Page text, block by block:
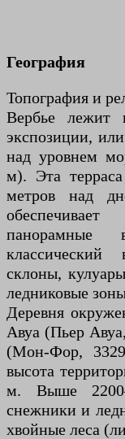
География
Топография и
Вербье лежит
экспозиции,
над уровнем
м). Эта
метров над
склоны,
ледниковые
Деревня
Авуа (Пьер
(Мон-Фор,
высота
м. Выше
снежники и
хвойные леса